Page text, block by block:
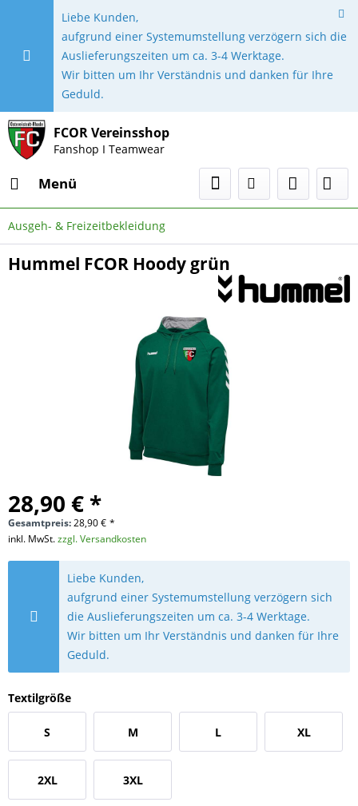
Liebe Kunden,
aufgrund einer Systemumstellung verzögern sich die
Auslieferungszeiten um ca. 3-4 Werktage.
Wir bitten um Ihr Verständnis und danken für Ihre
Geduld.
FCOR Vereinsshop
Fanshop I Teamwear
Menü
Ausgeh- & Freizeitbekleidung
Hummel FCOR Hoody grün
28,90 € *
Gesamtpreis:28,90€ *
inkl. MwSt.zzgl. Versandkosten
Liebe Kunden,
aufgrund einer Systemumstellung verzögern sich
die Auslieferungszeiten um ca. 3-4 Werktage.
Wir bitten um Ihr Verständnis und danken für Ihre
Geduld.
Textilgröße
S M L XL
2XL 3XL